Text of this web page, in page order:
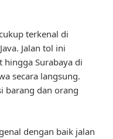
terkenal di
Jalan tol ini
Surabaya di
secara langsung.
barang dan orang
dengan baik jalan